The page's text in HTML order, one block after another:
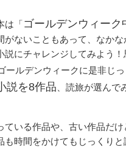
は「ゴールデンウィー
がないこともあって、なか
説にチャレンジしてみよう
ールデンウィークに是非じ
説を8作品 、読旅が選んで
ている作品や、古い作品だ
も時間をかけてもじっくり